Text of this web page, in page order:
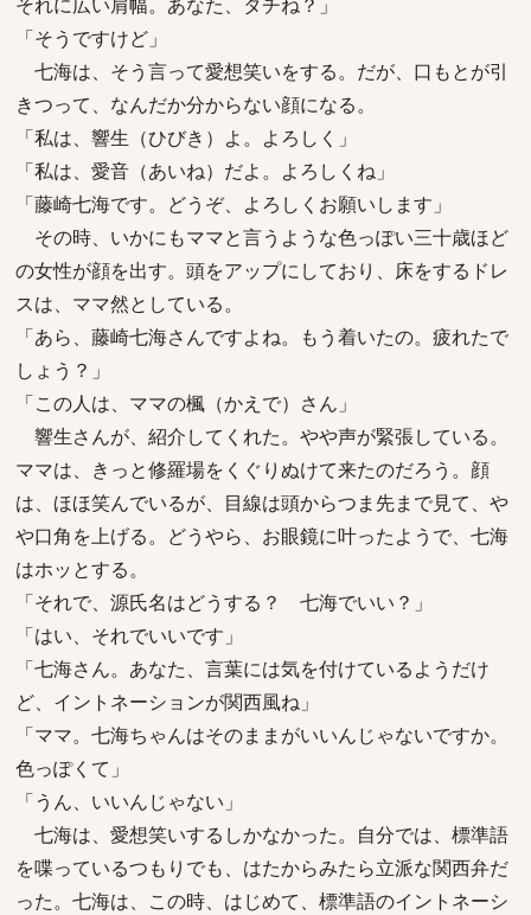
「そうですけど」
七海は、そう言って愛想笑いをする。だが、口もとが引
きつって、なんだか分からない顔になる。
「私は、響生（ひびき）よ。よろしく」
「私は、愛音（あいね）だよ。よろしくね」
「藤崎七海です。どうぞ、よろしくお願いします」
その時、いかにもママと言うような色っぽい三十歳ほど
の女性が顔を出す。頭をアップにしており、床をするドレ
スは、ママ然としている。
「あら、藤崎七海さんですよね。もう着いたの。疲れたで
しょう？」
「この人は、ママの楓（かえで）さん」
響生さんが、紹介してくれた。やや声が緊張している。
ママは、きっと修羅場をくぐりぬけて来たのだろう。顔
は、ほほ笑んでいるが、目線は頭からつま先まで見て、や
や口角を上げる。どうやら、お眼鏡に叶ったようで、七海
はホッとする。
「それで、源氏名はどうする？ 七海でいい？」
「はい、それでいいです」
「七海さん。あなた、言葉には気を付けているようだけ
ど、イントネーションが関西風ね」
「ママ。七海ちゃんはそのままがいいんじゃないですか。
色っぽくて」
「うん、いいんじゃない」
七海は、愛想笑いするしかなかった。自分では、標準語
を喋っているつもりでも、はたからみたら立派な関西弁だ
った。七海は、この時、はじめて、標準語のイントネーシ